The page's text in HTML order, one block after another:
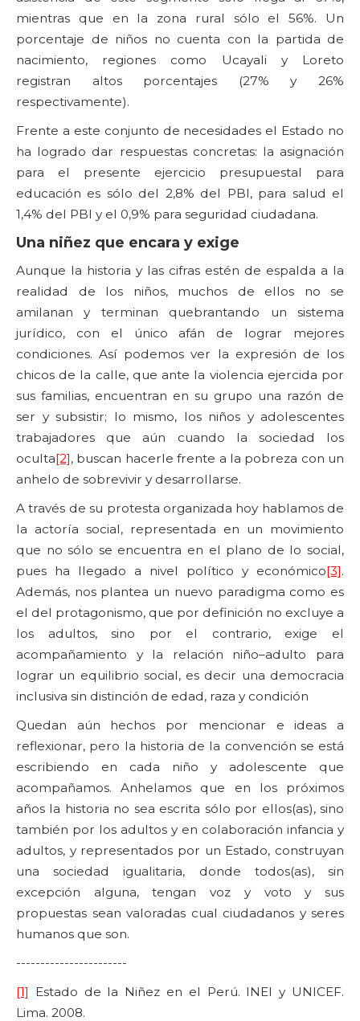
mientras que en la zona rural sólo el 56%. Un
porcentaje de niños no cuenta con la partida de
nacimiento, regiones como Ucayali y Loreto
registran altos porcentajes (27% y 26%
respectivamente).
Frente a este conjunto de necesidades el Estado no
ha logrado dar respuestas concretas: la asignación
para el presente ejercicio presupuestal para
educación es sólo del 2,8% del PBI, para salud el
1,4% del PBI y el 0,9% para seguridad ciudadana.
Una niñez que encara y exige
Aunque la historia y las cifras estén de espalda a la
realidad de los niños, muchos de ellos no se
amilanan y terminan quebrantando un sistema
jurídico, con el único afán de lograr mejores
condiciones. Así podemos ver la expresión de los
chicos de la calle, que ante la violencia ejercida por
sus familias, encuentran en su grupo una razón de
ser y subsistir; lo mismo, los niños y adolescentes
trabajadores que aún cuando la sociedad los
oculta[2], buscan hacerle frente a la pobreza con un
anhelo de sobrevivir y desarrollarse.
A través de su protesta organizada hoy hablamos de
la actoría social, representada en un movimiento
que no sólo se encuentra en el plano de lo social,
pues ha llegado a nivel político y económico[3].
Además, nos plantea un nuevo paradigma como es
el del protagonismo, que por definición no excluye a
los adultos, sino por el contrario, exige el
acompañamiento y la relación niño–adulto para
lograr un equilibrio social, es decir una democracia
inclusiva sin distinción de edad, raza y condición
Quedan aún hechos por mencionar e ideas a
reflexionar, pero la historia de la convención se está
escribiendo en cada niño y adolescente que
acompañamos. Anhelamos que en los próximos
años la historia no sea escrita sólo por ellos(as), sino
también por los adultos y en colaboración infancia y
adultos, y representados por un Estado, construyan
una sociedad igualitaria, donde todos(as), sin
excepción alguna, tengan voz y voto y sus
propuestas sean valoradas cual ciudadanos y seres
humanos que son.
-----------------------
[1] Estado de la Niñez en el Perú. INEI y UNICEF.
Lima. 2008.